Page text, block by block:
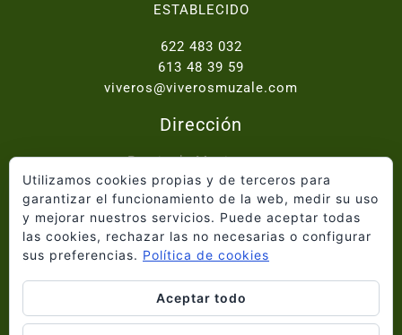
ESTABLECIDO
622 483 032
613 48 39 59
viveros@viverosmuzale.com
Dirección
Paraje de Macitavera,
Ctra. Abanilla - Fortuna km.2, 30640 Abanilla
Inicio
Quiénes somos
Catálogo
Proyectos
Blog
Información Legal
Utilizamos cookies propias y de terceros para
garantizar el funcionamiento de la web, medir su uso
y mejorar nuestros servicios. Puede aceptar todas
las cookies, rechazar las no necesarias o configurar
sus preferencias. Política de cookies
Aceptar todo